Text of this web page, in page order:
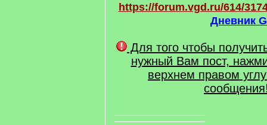
https://forum.vgd.ru/614/
Дневник
Для того чтобы
нужный Вам пост,
верхнем правом